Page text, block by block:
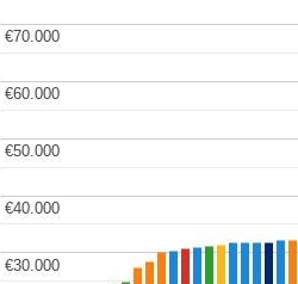
€30.000
€30.000
€40.000
€40.000
€50.000
€50.000
€60.000
€60.000
€70.000
€70.000